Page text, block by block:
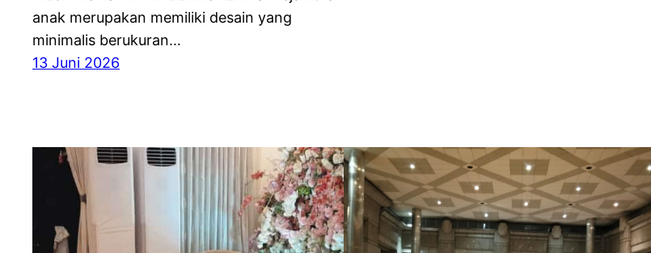
anak merupakan memiliki desain yang
minimalis berukuran…
13 Juni 2026